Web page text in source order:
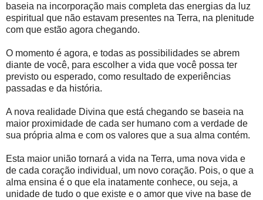
baseia na incorporação mais completa das energias da luz
espiritual que não estavam presentes na Terra, na plenitude
com que estão agora chegando.
O momento é agora, e todas as possibilidades se abrem
diante de você, para escolher a vida que você possa ter
previsto ou esperado, como resultado de experiências
passadas e da história.
A nova realidade Divina que está chegando se baseia na
maior proximidade de cada ser humano com a verdade de
sua própria alma e com os valores que a sua alma contém.
Esta maior união tornará a vida na Terra, uma nova vida e
de cada coração individual, um novo coração. Pois, o que a
alma ensina é o que ela inatamente conhece, ou seja, a
unidade de tudo o que existe e o amor que vive na base de